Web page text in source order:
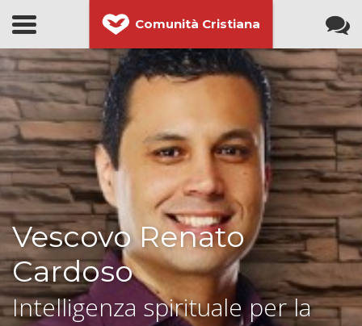
Comunità Cristiana
Vescovo Renato
Cardoso
Intelligenza spirituale per la